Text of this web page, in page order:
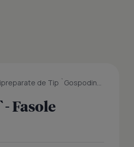
de Tip `Gospodina`- Fasole Galbena Untoasa
Fasole